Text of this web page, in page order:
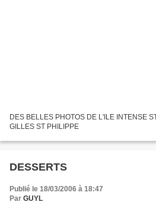
DES BELLES PHOTOS DE L'ILE INTENSE
GILLES ST PHILIPPE
DESSERTS
Publié le 18/03/2006 à 18:47
Par GUYL